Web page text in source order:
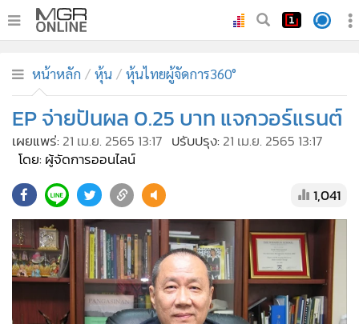
ทันเหตุการณ์
• ภาคใต้
• ภูมิภาค
Online Section
• บันเทิง
• ผู้จัดการรายวัน
• คอลัมนิสต์
• ละคร
• CbizReview
Cyber BIZ
หน้าหลัก หุ้น หุ้นไทยผู้จัดการ360°
EP จ่ายปันผล 0.25 บาท แจกวอร์แรนต์
เผยแพร่: 21 เม.ย. 2565 13:17 ปรับปรุง: 21 เม.ย. 2565 13:17
โดย: ผู้จัดการออนไลน์
1,041